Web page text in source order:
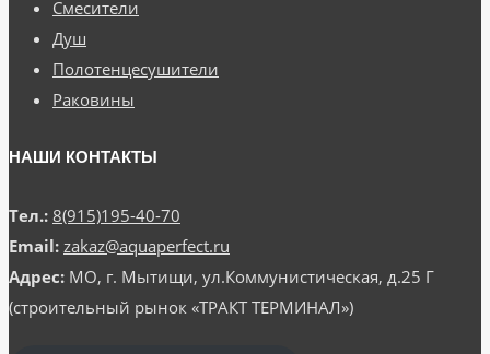
Смесители
Душ
Полотенцесушители
Раковины
НАШИ КОНТАКТЫ
Тел.: 8(915)195-40-70
Email: zakaz@aquaperfect.ru
Адрес: МО, г. Мытищи, ул.Коммунистическая, д.25 Г
(строительный рынок «ТРАКТ ТЕРМИНАЛ»)